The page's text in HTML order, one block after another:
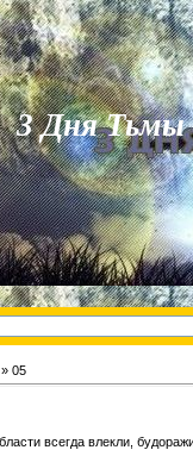
3 Дня Тьмы
» 05
всегда влекли,